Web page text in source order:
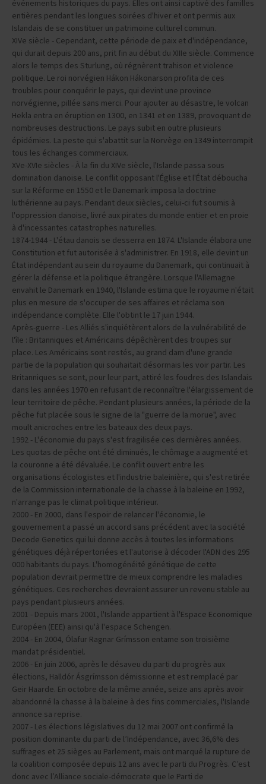
événements historiques du pays. Elles ont ainsi captivé des familles
entières pendant les longues soirées d'hiver et ont permis aux
Islandais de se constituer un patrimoine culturel commun.
XIVe siècle - Cependant, cette période de paix et d'indépendance,
qui durait depuis 200 ans, prit fin au début du XIIIe siècle. Commence
alors le temps des Sturlung, où régnèrent trahison et violence
politique. Le roi norvégien Hákon Hákonarson profita de ces
troubles pour conquérir le pays, qui devint une province
norvégienne, pillée sans merci. Pour ajouter au désastre, le volcan
Hekla entra en éruption en 1300, en 1341 et en 1389, provoquant de
nombreuses destructions. Le pays subit en outre plusieurs
épidémies. La peste qui s'abattit sur la Norvège en 1349 interrompit
tous les échanges commerciaux.
XVe-XVIe siècles - À la fin du XIVe siècle, l'Islande passa sous
domination danoise. Le conflit opposant l'Église et l'État déboucha
sur la Réforme en 1550 et le Danemark imposa la doctrine
luthérienne au pays. Pendant deux siècles, celui-ci fut soumis à
l'oppression danoise, livré aux pirates du monde entier et en proie
à d'incessantes catastrophes naturelles.
1874-1944 - L'étau danois se desserra en 1874. L'Islande élabora une
Constitution et fut autorisée à s'administrer. En 1918, elle devint un
État indépendant au sein du royaume du Danemark, qui continuait à
gérer la défense et la politique étrangère. Lorsque l'Allemagne
envahit le Danemark en 1940, l'Islande estima que le royaume n'était
plus en mesure de s'occuper de ses affaires et réclama son
indépendance complète. Elle l'obtint le 17 juin 1944.
Après-guerre - Les Alliés s'inquiétèrent alors de la vulnérabilité de
l'île : Britanniques et Américains dépêchèrent des troupes sur
place. Les Américains sont restés, au grand dam d'une grande
partie de la population qui souhaitait désormais les voir partir. Les
Britanniques se sont, pour leur part, attiré les foudres des Islandais
dans les années 1970 en refusant de reconnaître l'élargissement de
leur territoire de pêche. Pendant plusieurs années, la période de la
pêche fut placée sous le signe de la "guerre de la morue", avec
moult anicroches entre les bateaux des deux pays.
1992 - L'économie du pays s'est fragilisée ces dernières années.
Les quotas de pêche ont été diminués, le chômage a augmenté et
la couronne a été dévaluée. Le conflit ouvert entre les
organisations écologistes et l'industrie baleinière, qui s'est retirée
de la Commission internationale de la chasse à la baleine en 1992,
n'arrange pas le climat politique intérieur.
2000 - En 2000, dans l'espoir de relancer l'économie, le
gouvernement a passé un accord sans précédent avec la société
Decode Genetics qui lui donne accès à toutes les informations
génétiques déjà répertoriées et l'autorise à décoder l'ADN des 295
000 habitants du pays. L'homogénéité génétique de cette
population devrait permettre de mieux comprendre les maladies
génétiques. Ces recherches devraient assurer un revenu stable au
pays pendant plusieurs années.
2001 - Depuis mars 2001, l'Islande appartient à l'Espace Economique
Européen (EEE) ainsi qu'à l'espace Schengen.
2004 - En 2004, Ólafur Ragnar Grímsson entame son troisième
mandat présidentiel.
2006 - En juin 2006, après le désaveu du parti du progrès aux
élections, Halldór Ásgrímsson démissionne et est remplacé par
Geir Haarde. En octobre de la même année, seize ans après avoir
abandonné la chasse à la baleine à des fins commerciales, l'Islande
annonce sa reprise.
2007 - Les élections législatives du 12 mai 2007 ont confirmé la
position dominante du parti de l’Indépendance, avec 36,6% des
suffrages et 25 sièges au Parlement, mais ont marqué la rupture de
la coalition composée depuis 12 ans avec le parti du Progrès. C’est
donc avec l’Alliance sociale-démocrate que le Parti de